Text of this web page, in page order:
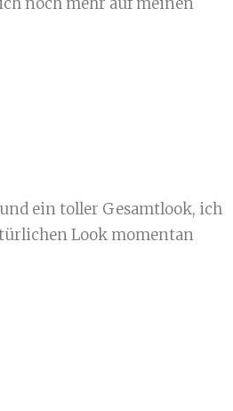
ein toller Gesamtlook, ich
Look momentan